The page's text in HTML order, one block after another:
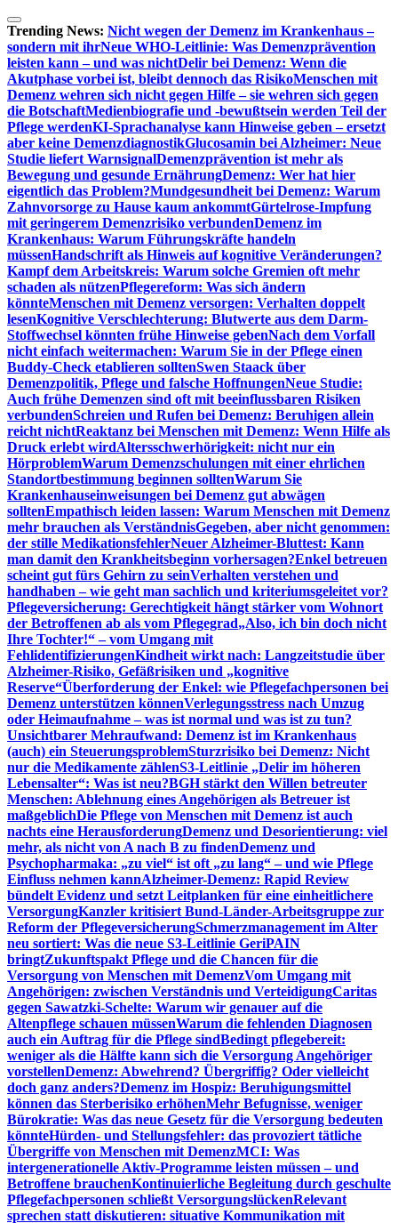
Zum
Inhalt
springen
Trending News: Nicht wegen der Demenz im Krankenhaus –
sondern mit ihrNeue WHO-Leitlinie: Was Demenzprävention
leisten kann – und was nichtDelir bei Demenz: Wenn die
Akutphase vorbei ist, bleibt dennoch das RisikoMenschen mit
Demenz wehren sich nicht gegen Hilfe – sie wehren sich gegen
die BotschaftMedienbiografie und -bewußtsein werden Teil der
Pflege werdenKI-Sprachanalyse kann Hinweise geben – ersetzt
aber keine DemenzdiagnostikGlucosamin bei Alzheimer: Neue
Studie liefert WarnsignalDemenzprävention ist mehr als
Bewegung und gesunde ErnährungDemenz: Wer hat hier
eigentlich das Problem?Mundgesundheit bei Demenz: Warum
Zahnvorsorge zu Hause kaum ankommtGürtelrose-Impfung
mit geringerem Demenzrisiko verbundenDemenz im
Krankenhaus: Warum Führungskräfte handeln
müssenHandschrift als Hinweis auf kognitive Veränderungen?
Kampf dem Arbeitskreis: Warum solche Gremien oft mehr
schaden als nützenPflegereform: Was sich ändern
könnteMenschen mit Demenz versorgen: Verhalten doppelt
lesenKognitive Verschlechterung: Blutwerte aus dem Darm-
Stoffwechsel könnten frühe Hinweise gebenNach dem Vorfall
nicht einfach weitermachen: Warum Sie in der Pflege einen
Buddy-Check etablieren solltenSwen Staack über
Demenzpolitik, Pflege und falsche HoffnungenNeue Studie:
Auch frühe Demenzen sind oft mit beeinflussbaren Risiken
verbundenSchreien und Rufen bei Demenz: Beruhigen allein
reicht nichtReaktanz bei Menschen mit Demenz: Wenn Hilfe als
Druck erlebt wirdAltersschwerhörigkeit: nicht nur ein
HörproblemWarum Demenzschulungen mit einer ehrlichen
Standortbestimmung beginnen solltenWarum Sie
Krankenhauseinweisungen bei Demenz gut abwägen
solltenEmpathisch leiden lassen: Warum Menschen mit Demenz
mehr brauchen als VerständnisGegeben, aber nicht genommen:
der stille MedikationsfehlerNeuer Alzheimer-Bluttest: Kann
man damit den Krankheitsbeginn vorhersagen?Enkel betreuen
scheint gut fürs Gehirn zu seinVerhalten verstehen und
handhaben – wie geht man sachlich und kriteriumsgeleitet vor?
Pflegeversicherung: Gerechtigkeit hängt stärker vom Wohnort
der Betroffenen ab als vom Pflegegrad„Also, ich bin doch nicht
Ihre Tochter!“ – vom Umgang mit
FehlidentifizierungenKindheit wirkt nach: Langzeitstudie über
Alzheimer-Risiko, Gefäßrisiken und „kognitive
Reserve“Überforderung der Enkel: wie Pflegefachpersonen bei
Demenz unterstützen könnenVerlegungsstress nach Umzug
oder Heimaufnahme – was ist normal und was ist zu tun?
Unsichtbarer Mehraufwand: Demenz ist im Krankenhaus
(auch) ein SteuerungsproblemSturzrisiko bei Demenz: Nicht
nur die Medikamente zählenS3-Leitlinie „Delir im höheren
Lebensalter“: Was ist neu?BGH stärkt den Willen betreuter
Menschen: Ablehnung eines Angehörigen als Betreuer ist
maßgeblichDie Pflege von Menschen mit Demenz ist auch
nachts eine HerausforderungDemenz und Desorientierung: viel
mehr, als nicht von A nach B zu findenDemenz und
Psychopharmaka: „zu viel“ ist oft „zu lang“ – und wie Pflege
Einfluss nehmen kannAlzheimer-Demenz: Rapid Review
bündelt Evidenz und setzt Leitplanken für eine einheitlichere
VersorgungKanzler kritisiert Bund-Länder-Arbeitsgruppe zur
Reform der PflegeversicherungSchmerzmanagement im Alter
neu sortiert: Was die neue S3-Leitlinie GeriPAIN
bringtZukunftspakt Pflege und die Chancen für die
Versorgung von Menschen mit DemenzVom Umgang mit
Angehörigen: zwischen Verständnis und VerteidigungCaritas
gegen Sawatzki-Schelte: Warum wir genauer auf die
Altenpflege schauen müssenWarum die fehlenden Diagnosen
auch ein Auftrag für die Pflege sindBedingt pflegebereit:
weniger als die Hälfte kann sich die Versorgung Angehöriger
vorstellenDemenz: Abwehrend? Übergriffig? Oder vielleicht
doch ganz anders?Demenz im Hospiz: Beruhigungsmittel
können das Sterberisiko erhöhenMehr Befugnisse, weniger
Bürokratie: Was das neue Gesetz für die Versorgung bedeuten
könnteHürden- und Stellungsfehler: das provoziert tätliche
Übergriffe von Menschen mit DemenzMCI: Was
intergenerationelle Aktiv-Programme leisten müssen – und
Betroffene brauchenKontinuierliche Begleitung durch geschulte
Pflegefachpersonen schließt VersorgungslückenRelevant
sprechen statt diskutieren: situative Kommunikation mit